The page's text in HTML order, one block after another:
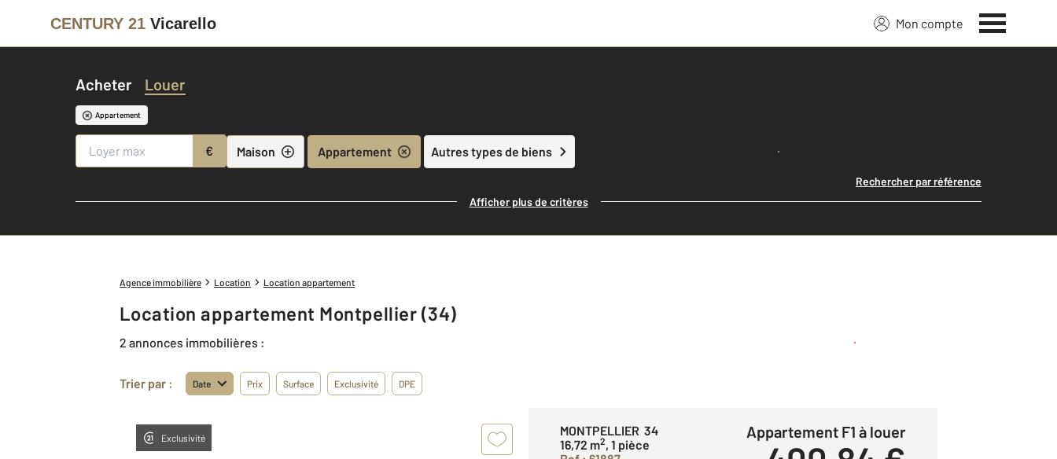
CENTURY 21 Vicarello Mon compte
Acheter Louer
Appartement
€ Maison Appartement Autres types de biens Lancer ma recherche
Rechercher par référence
Afficher plus de critères
Agence immobilière Location Location appartement
Location appartement Montpellier (34)
2 annonces immobilières : Créer une alerte
Trier par : Date Prix Surface Exclusivité DPE
Exclusivité
MONTPELLIER 34
16,72 m2, 1 pièce
Appartement F1 à louer